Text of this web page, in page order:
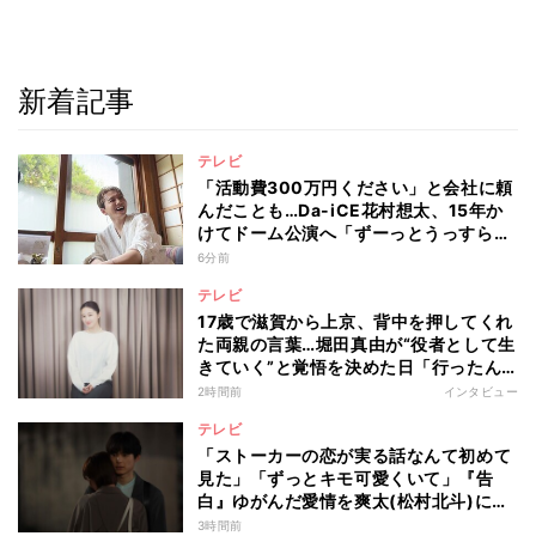
新着記事
テレビ
「活動費300万円ください」と会社に頼
んだことも…Da-iCE花村想太、15年か
けてドーム公演へ「ずーっとうっすらや
けど右肩上がり続けられていた」
6分前
テレビ
17歳で滋賀から上京、背中を押してくれ
た両親の言葉…堀田真由が“役者として生
きていく”と覚悟を決めた日「行ったん
やったら、もう帰られへんな」
2時間前 インタビュー
テレビ
「ストーカーの恋が実る話なんて初めて
見た」「ずっとキモ可愛くいて」『告
白』ゆがんだ愛情を爽太(松村北斗)に向
ける視聴者の声
3時間前